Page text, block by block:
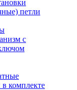
петли
с
комплекте